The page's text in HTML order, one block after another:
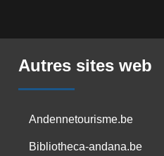
Autres sites web
Andennetourisme.be
Bibliotheca-andana.be